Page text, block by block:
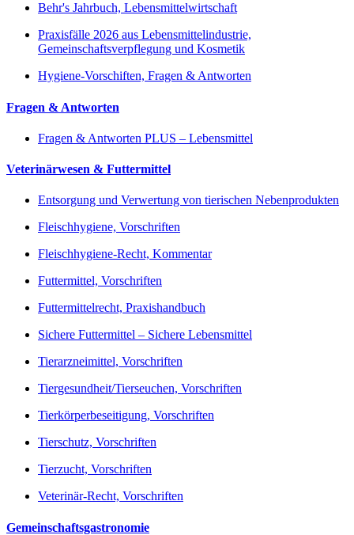
Behr's Jahrbuch, Lebensmittelwirtschaft
Praxisfälle 2026 aus Lebensmittelindustrie,
Gemeinschaftsverpflegung und Kosmetik
Hygiene-Vorschiften, Fragen & Antworten
Fragen & Antworten
Fragen & Antworten PLUS – Lebensmittel
Veterinärwesen & Futtermittel
Entsorgung und Verwertung von tierischen Nebenprodukten
Fleischhygiene, Vorschriften
Fleischhygiene-Recht, Kommentar
Futtermittel, Vorschriften
Futtermittelrecht, Praxishandbuch
Sichere Futtermittel – Sichere Lebensmittel
Tierarzneimittel, Vorschriften
Tiergesundheit/Tierseuchen, Vorschriften
Tierkörperbeseitigung, Vorschriften
Tierschutz, Vorschriften
Tierzucht, Vorschriften
Veterinär-Recht, Vorschriften
Gemeinschaftsgastronomie